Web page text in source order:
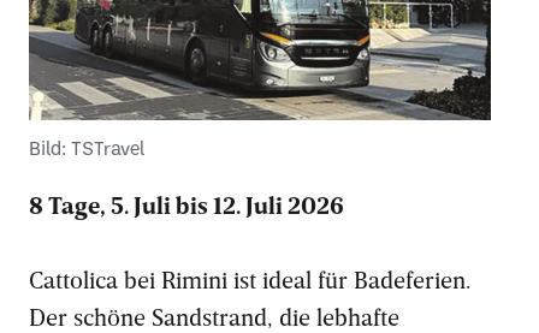
Bild: TSTravel
8 Tage, 5. Juli bis 12. Juli 2026
Cattolica bei Rimini ist ideal für Badeferien.
Der schöne Sandstrand, die lebhafte